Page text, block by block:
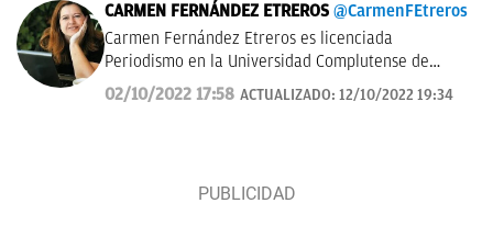
CARMEN FERNÁNDEZ ETREROS @CarmenFEtreros
Carmen Fernández Etreros es licenciada
Periodismo en la Universidad Complutense de
Madrid y en la actualidad redactora de la sección
de Series en Okdiario. Como periodista ha
también en el sector editorial como redactora,
02/10/2022 17:58 ACTUALIZADO: 12/10/2022 19:34